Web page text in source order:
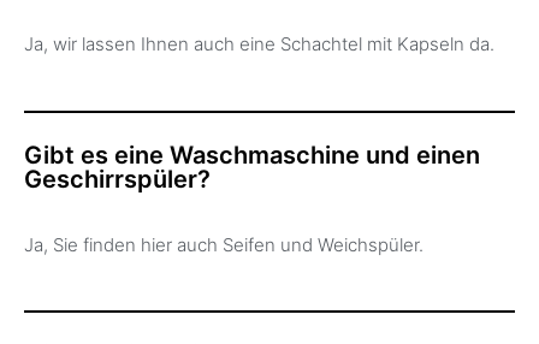
Ja, wir lassen Ihnen auch eine Schachtel mit Kapseln da.
Gibt es eine Waschmaschine und einen
Geschirrspüler?
Ja, Sie finden hier auch Seifen und Weichspüler.